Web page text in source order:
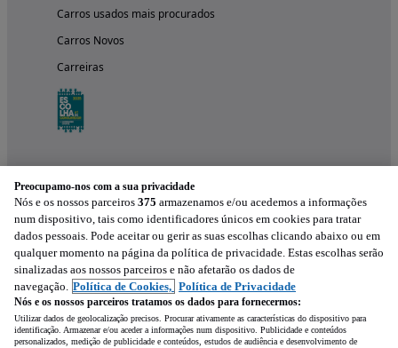
Carros usados mais procurados
Carros Novos
Carreiras
Experimenta a aplicação
Preocupamo-nos com a sua privacidade
Nós e os nossos parceiros 375 armazenamos e/ou acedemos a informações
num dispositivo, tais como identificadores únicos em cookies para tratar
dados pessoais. Pode aceitar ou gerir as suas escolhas clicando abaixo ou em
qualquer momento na página da política de privacidade. Estas escolhas serão
sinalizadas aos nossos parceiros e não afetarão os dados de
navegação. Política de Cookies, Política de Privacidade
Nós e os nossos parceiros tratamos os dados para fornecermos:
Utilizar dados de geolocalização precisos. Procurar ativamente as características do dispositivo para
identificação. Armazenar e/ou aceder a informações num dispositivo. Publicidade e conteúdos
personalizados, medição de publicidade e conteúdos, estudos de audiência e desenvolvimento de